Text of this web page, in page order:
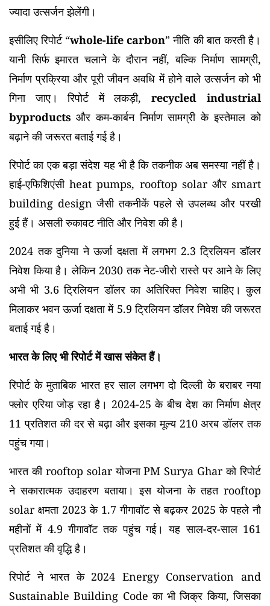
ज्यादा उत्सर्जन झेलेंगी।
इसीलिए रिपोर्ट “whole-life carbon” नीति की बात करती है।
यानी सिर्फ इमारत चलाने के दौरान नहीं, बल्कि निर्माण सामग्री,
निर्माण प्रक्रिया और पूरी जीवन अवधि में होने वाले उत्सर्जन को भी
गिना जाए। रिपोर्ट में लकड़ी, recycled industrial
byproducts और कम-कार्बन निर्माण सामग्री के इस्तेमाल को
बढ़ाने की जरूरत बताई गई है।
रिपोर्ट का एक बड़ा संदेश यह भी है कि तकनीक अब समस्या नहीं है।
हाई-एफिशिएंसी heat pumps, rooftop solar और smart
building design जैसी तकनीकें पहले से उपलब्ध और परखी
हुई हैं। असली रुकावट नीति और निवेश की है।
2024 तक दुनिया ने ऊर्जा दक्षता में लगभग 2.3 ट्रिलियन डॉलर
निवेश किया है। लेकिन 2030 तक नेट-जीरो रास्ते पर आने के लिए
अभी भी 3.6 ट्रिलियन डॉलर का अतिरिक्त निवेश चाहिए। कुल
मिलाकर भवन ऊर्जा दक्षता में 5.9 ट्रिलियन डॉलर निवेश की जरूरत
बताई गई है।
भारत के लिए भी रिपोर्ट में खास संकेत हैं।
रिपोर्ट के मुताबिक भारत हर साल लगभग दो दिल्ली के बराबर नया
फ्लोर एरिया जोड़ रहा है। 2024-25 के बीच देश का निर्माण क्षेत्र
11 प्रतिशत की दर से बढ़ा और इसका मूल्य 210 अरब डॉलर तक
पहुंच गया।
भारत की rooftop solar योजना PM Surya Ghar को रिपोर्ट
ने सकारात्मक उदाहरण बताया। इस योजना के तहत rooftop
solar क्षमता 2023 के 1.7 गीगावॉट से बढ़कर 2025 के पहले नौ
महीनों में 4.9 गीगावॉट तक पहुंच गई। यह साल-दर-साल 161
प्रतिशत की वृद्धि है।
रिपोर्ट ने भारत के 2024 Energy Conservation and
Sustainable Building Code का भी जिक्र किया, जिसका